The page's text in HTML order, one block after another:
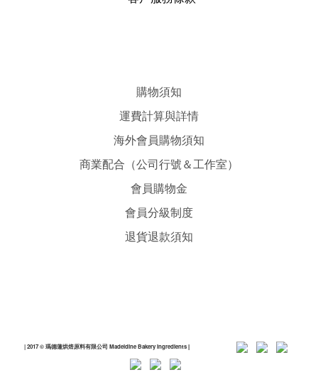
購物須知
運費計算與詳情
海外會員購物須知
商業配合（公司行號＆工作室）
會員購物金
會員分級制度
退貨退款須知
| 2017 © 瑪德蓮烘焙原料有限公司 Madeldine Bakery Ingredients|